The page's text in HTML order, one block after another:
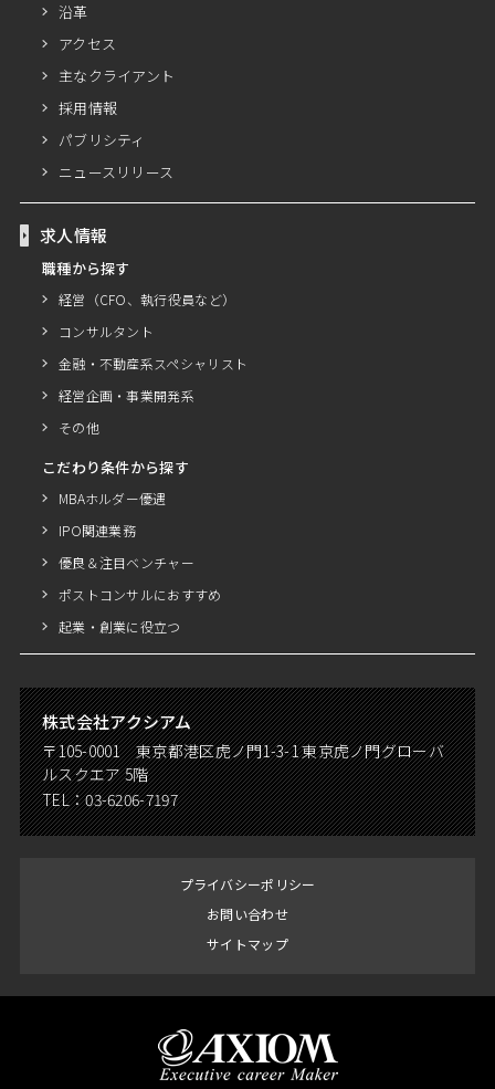
沿革
アクセス
主なクライアント
採用情報
パブリシティ
ニュースリリース
求人情報
職種から探す
経営（CFO、執行役員など）
コンサルタント
金融・不動産系スペシャリスト
経営企画・事業開発系
その他
こだわり条件から探す
MBAホルダー優遇
IPO関連業務
優良＆注目ベンチャー
ポストコンサルにおすすめ
起業・創業に役立つ
株式会社アクシアム
〒105-0001 東京都港区虎ノ門1-3-1 東京虎ノ門グローバ
ルスクエア 5階
TEL：03-6206-7197
プライバシーポリシー
お問い合わせ
サイトマップ